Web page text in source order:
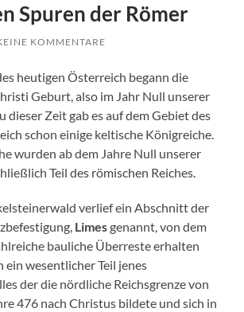
Spuren der Römer
KOMMENTARE
heutigen Österreich begann die
Geburt, also im Jahr Null unserer
dieser Zeit gab es auf dem Gebiet des
schon einige keltische Königreiche.
wurden ab dem Jahre Null unserer
Teil des römischen Reiches.
verlief ein Abschnitt der
Limesgenannt, von dem
bauliche Überreste erhalten
ein wesentlicher Teil jenes
der die nördliche Reichsgrenze von
476 nach Christus bildete und sich in